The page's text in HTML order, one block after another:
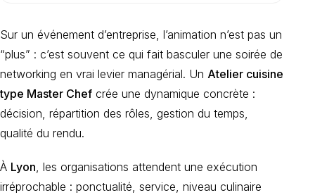
Sur un événement d’entreprise, l’animation n’est pas un
“plus” : c’est souvent ce qui fait basculer une soirée de
networking en vrai levier managérial. Un Atelier cuisine
type Master Chef crée une dynamique concrète :
décision, répartition des rôles, gestion du temps,
qualité du rendu.
À Lyon, les organisations attendent une exécution
irréprochable : ponctualité, service, niveau culinaire